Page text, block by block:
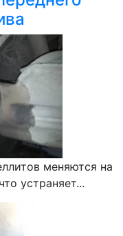
меняются на
устраняет...